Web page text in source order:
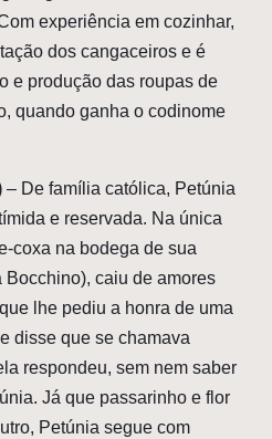
experiência em cozinhar,
dos cangaceiros e é
e produção das roupas de
quando ganha o codinome
– De família católica, Petúnia
e reservada. Na única
coxa na bodega de sua
caiu de amores
lhe pediu a honra de uma
disse que se chamava
respondeu, sem nem saber
Já que passarinho e flor
Petúnia segue com